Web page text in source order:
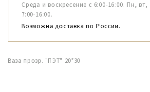
Среда и воскресение с 6:00-16:00. Пн,
7:00-16:00.
Возможна доставка по России.
Ваза прозр. "ПЭТ" 20*30